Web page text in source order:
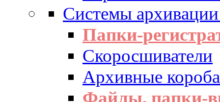
Системы
Папки-
Скоросшиватели
Архивные
Файлы, папки-